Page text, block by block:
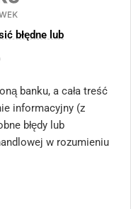
błędne lub
banku, a cała treść
informacyjny (z
błędy lub
w rozumieniu